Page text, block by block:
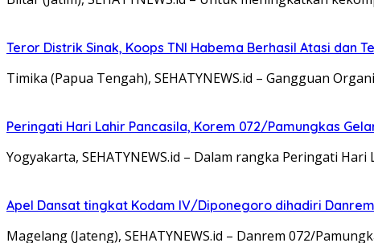
Teror Distrik Sinak, Koops TNI Habema Berhasil Atasi dan
Timika (Papua Tengah), SEHATYNEWS.id – Gangguan
Peringati Hari Lahir Pancasila, Korem 072/Pamungkas
Yogyakarta, SEHATYNEWS.id – Dalam rangka Peringati
Apel Dansat tingkat Kodam lV/Diponegoro dihadiri
Magelang (Jateng), SEHATYNEWS.id – Danrem 072/